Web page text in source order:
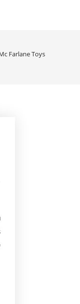
Farlane Toys